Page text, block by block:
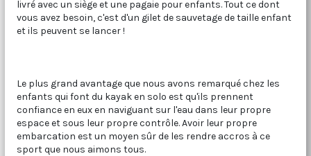
livré avec un siège et une pagaie pour enfants. Tout ce dont
vous avez besoin, c'est d'un gilet de sauvetage de taille enfant
et ils peuvent se lancer !
Le plus grand avantage que nous avons remarqué chez les
enfants qui font du kayak en solo est qu'ils prennent
confiance en eux en naviguant sur l'eau dans leur propre
espace et sous leur propre contrôle. Avoir leur propre
embarcation est un moyen sûr de les rendre accros à ce
sport que nous aimons tous.